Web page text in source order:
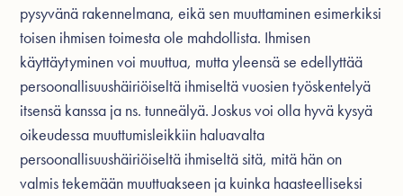
pysyvänä rakennelmana, eikä sen muuttaminen esimerkiksi
toisen ihmisen toimesta ole mahdollista. Ihmisen
käyttäytyminen voi muuttua, mutta yleensä se edellyttää
persoonallisuushäiriöiseltä ihmiseltä vuosien työskentelyä
itsensä kanssa ja ns. tunneälyä. Joskus voi olla hyvä kysyä
oikeudessa muuttumisleikkiin haluavalta
persoonallisuushäiriöiseltä ihmiseltä sitä, mitä hän on
valmis tekemään muuttuakseen ja kuinka haasteelliseksi